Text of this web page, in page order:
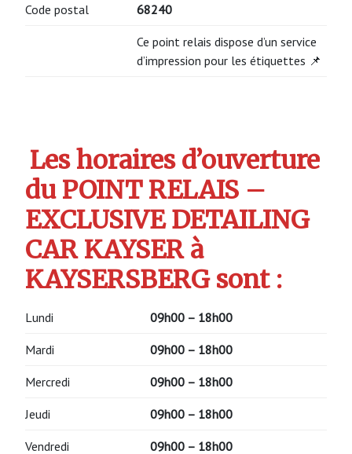
Code postal 68240
Ce point relais dispose d’un service
d’impression pour les étiquettes 📌
Les horaires d’ouverture
du POINT RELAIS –
EXCLUSIVE DETAILING
CAR KAYSER à
KAYSERSBERG sont :
Lundi 09h00 – 18h00
Mardi 09h00 – 18h00
Mercredi 09h00 – 18h00
Jeudi 09h00 – 18h00
Vendredi 09h00 – 18h00